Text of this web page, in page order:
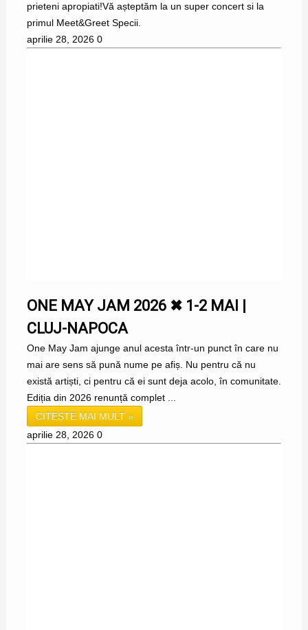
prieteni apropiati!Vă așteptăm la un super concert si la
primul Meet&Greet Specii.
aprilie 28, 2026 0
ONE MAY JAM 2026 ✖ 1-2 MAI |
CLUJ-NAPOCA
One May Jam ajunge anul acesta într-un punct în care nu
mai are sens să pună nume pe afiș. Nu pentru că nu
există artiști, ci pentru că ei sunt deja acolo, în comunitate.
Ediția din 2026 renunță complet ...
CITEȘTE MAI MULT »
aprilie 28, 2026 0